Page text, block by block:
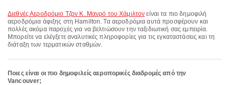
Διεθνές Αεροδρόμιο Τζον Κ. Μανρό του Χάμιλτον είναι τα πιο δημοφιλή
αεροδρόμια άφιξης στη Hamilton. Τα αεροδρόμια αυτά προσφέρουν και
πολλές ακόμα παροχές για να βελτιώσουν την ταξιδιωτική σας εμπειρία.
Μπορείτε να ελέγξετε αναλυτικές πληροφορίες για τις εγκαταστάσεις και τη
διάταξη των τερματικών σταθμών.
Ποιες είναι οι πιο δημοφιλείς αεροπορικές διαδρομές από την
Vancouver;